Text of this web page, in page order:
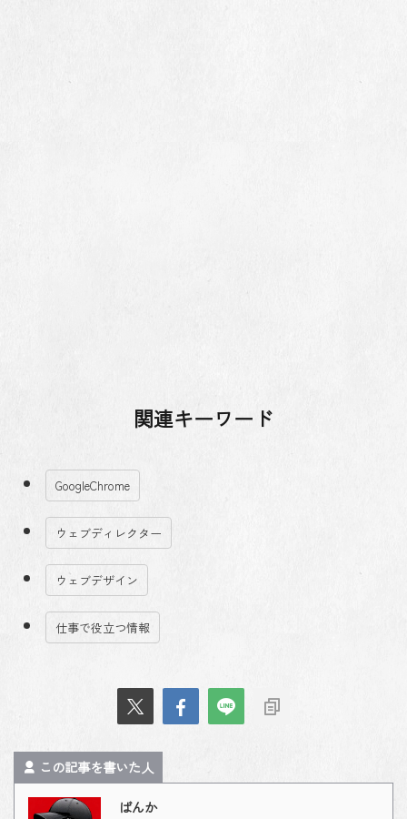
関連キーワード
GoogleChrome
ウェブディレクター
ウェブデザイン
仕事で役立つ情報
この記事を書いた人
ばんか